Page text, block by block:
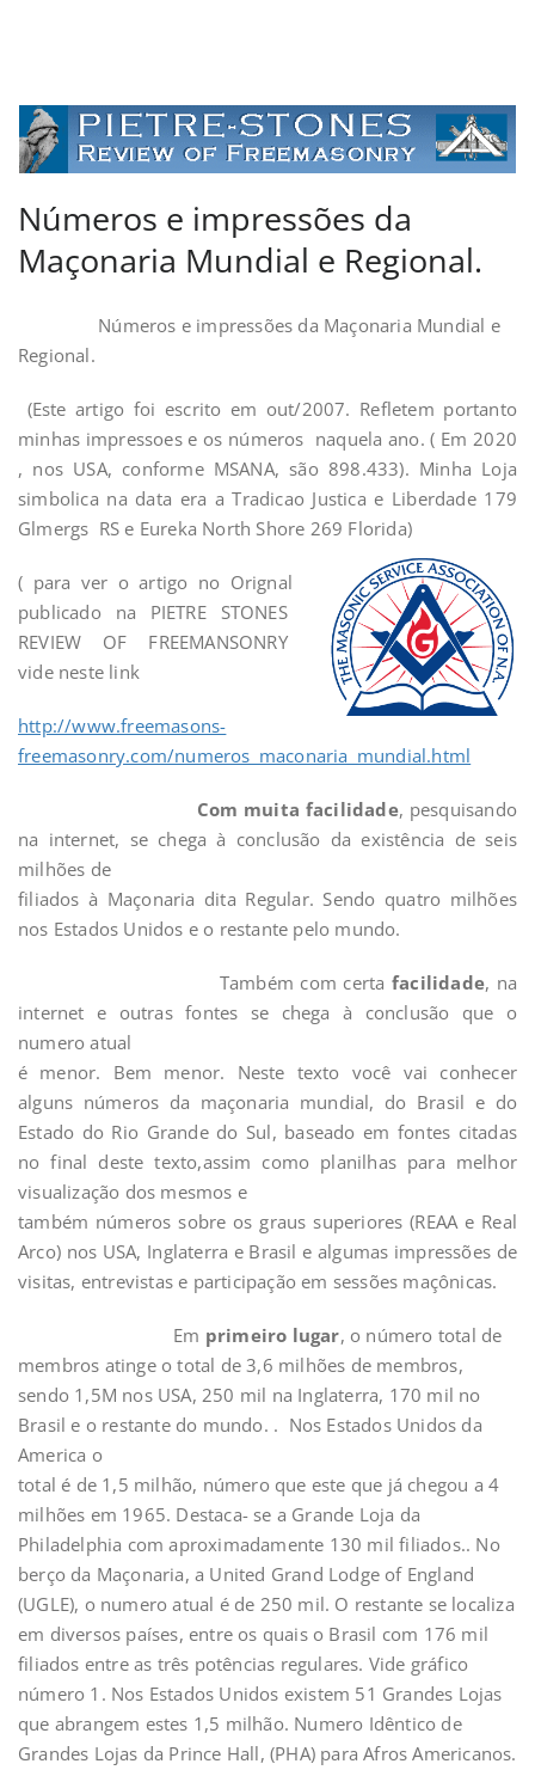
Números e impressões da
Maçonaria Mundial e Regional.
Números e impressões da Maçonaria Mundial e
Regional.
(Este artigo foi escrito em out/2007. Refletem portanto
minhas impressoes e os números naquela ano. ( Em 2020
, nos USA, conforme MSANA, são 898.433). Minha Loja
simbolica na data era a Tradicao Justica e Liberdade 179
Glmergs RS e Eureka North Shore 269 Florida)
( para ver o artigo no Orignal
publicado na PIETRE STONES
REVIEW OF FREEMANSONRY
vide neste link
http://www.freemasons-
freemasonry.com/numeros_maconaria_mundial.html
Com muita facilidade, pesquisando
na internet, se chega à conclusão da existência de seis
milhões de
filiados à Maçonaria dita Regular. Sendo quatro milhões
nos Estados Unidos e o restante pelo mundo.
Também com certa facilidade, na
internet e outras fontes se chega à conclusão que o
numero atual
é menor. Bem menor. Neste texto você vai conhecer
alguns números da maçonaria mundial, do Brasil e do
Estado do Rio Grande do Sul, baseado em fontes citadas
no final deste texto,assim como planilhas para melhor
visualização dos mesmos e
também números sobre os graus superiores (REAA e Real
Arco) nos USA, Inglaterra e Brasil e algumas impressões de
visitas, entrevistas e participação em sessões maçônicas.
Em primeiro lugar, o número total de
membros atinge o total de 3,6 milhões de membros,
sendo 1,5M nos USA, 250 mil na Inglaterra, 170 mil no
Brasil e o restante do mundo. . Nos Estados Unidos da
America o
total é de 1,5 milhão, número que este que já chegou a 4
milhões em 1965. Destaca- se a Grande Loja da
Philadelphia com aproximadamente 130 mil filiados.. No
berço da Maçonaria, a United Grand Lodge of England
(UGLE), o numero atual é de 250 mil. O restante se localiza
em diversos países, entre os quais o Brasil com 176 mil
filiados entre as três potências regulares. Vide gráfico
número 1. Nos Estados Unidos existem 51 Grandes Lojas
que abrangem estes 1,5 milhão. Numero Idêntico de
Grandes Lojas da Prince Hall, (PHA) para Afros Americanos.